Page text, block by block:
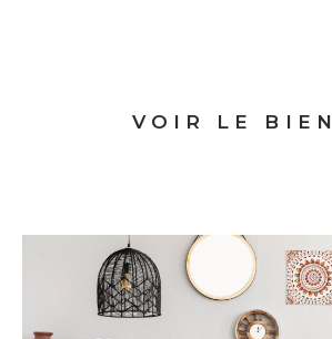
VOIR LE BIEN